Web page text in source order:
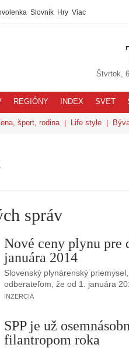
Slovník Hry Viac
Štvrtok,
REGIÓNY INDEX SVET
šport, rodina Life style
správ
Nové ceny plynu pre
januára 2014
Slovenský plynárenský
odberateľom, že od 1. januára
INZERCIA
SPP je už
filantropom roka